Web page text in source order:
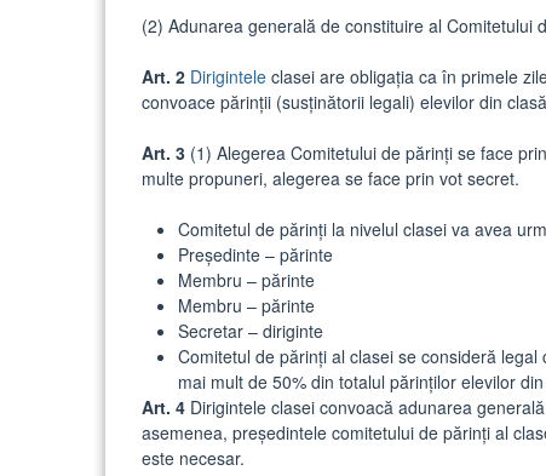
(2) Adunarea generală de constituire al Comitetului
Art. 2 Dirigintele clasei are obligația ca în primele
convoace părinții (susținătorii legali) elevilor din
Art. 3 (1) Alegerea Comitetului de părinți se face
multe propuneri, alegerea se face prin vot secret.
Comitetul de părinți la nivelul clasei va avea
Președinte – părinte
Membru – părinte
Membru – părinte
Secretar – diriginte
Comitetul de părinți al clasei se consideră
mai mult de 50% din totalul părinților elevilor
Art. 4 Dirigintele clasei convoacă adunarea
asemenea, președintele comitetului de părinți al
este necesar.